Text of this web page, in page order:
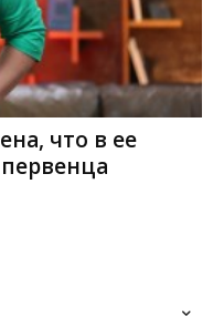
что в ее